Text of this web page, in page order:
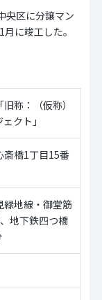
央区に分譲マン
に竣工した。
称：（仮称）
クト」
斎橋1丁目15番
緑地線・御堂筋
地下鉄四つ橋